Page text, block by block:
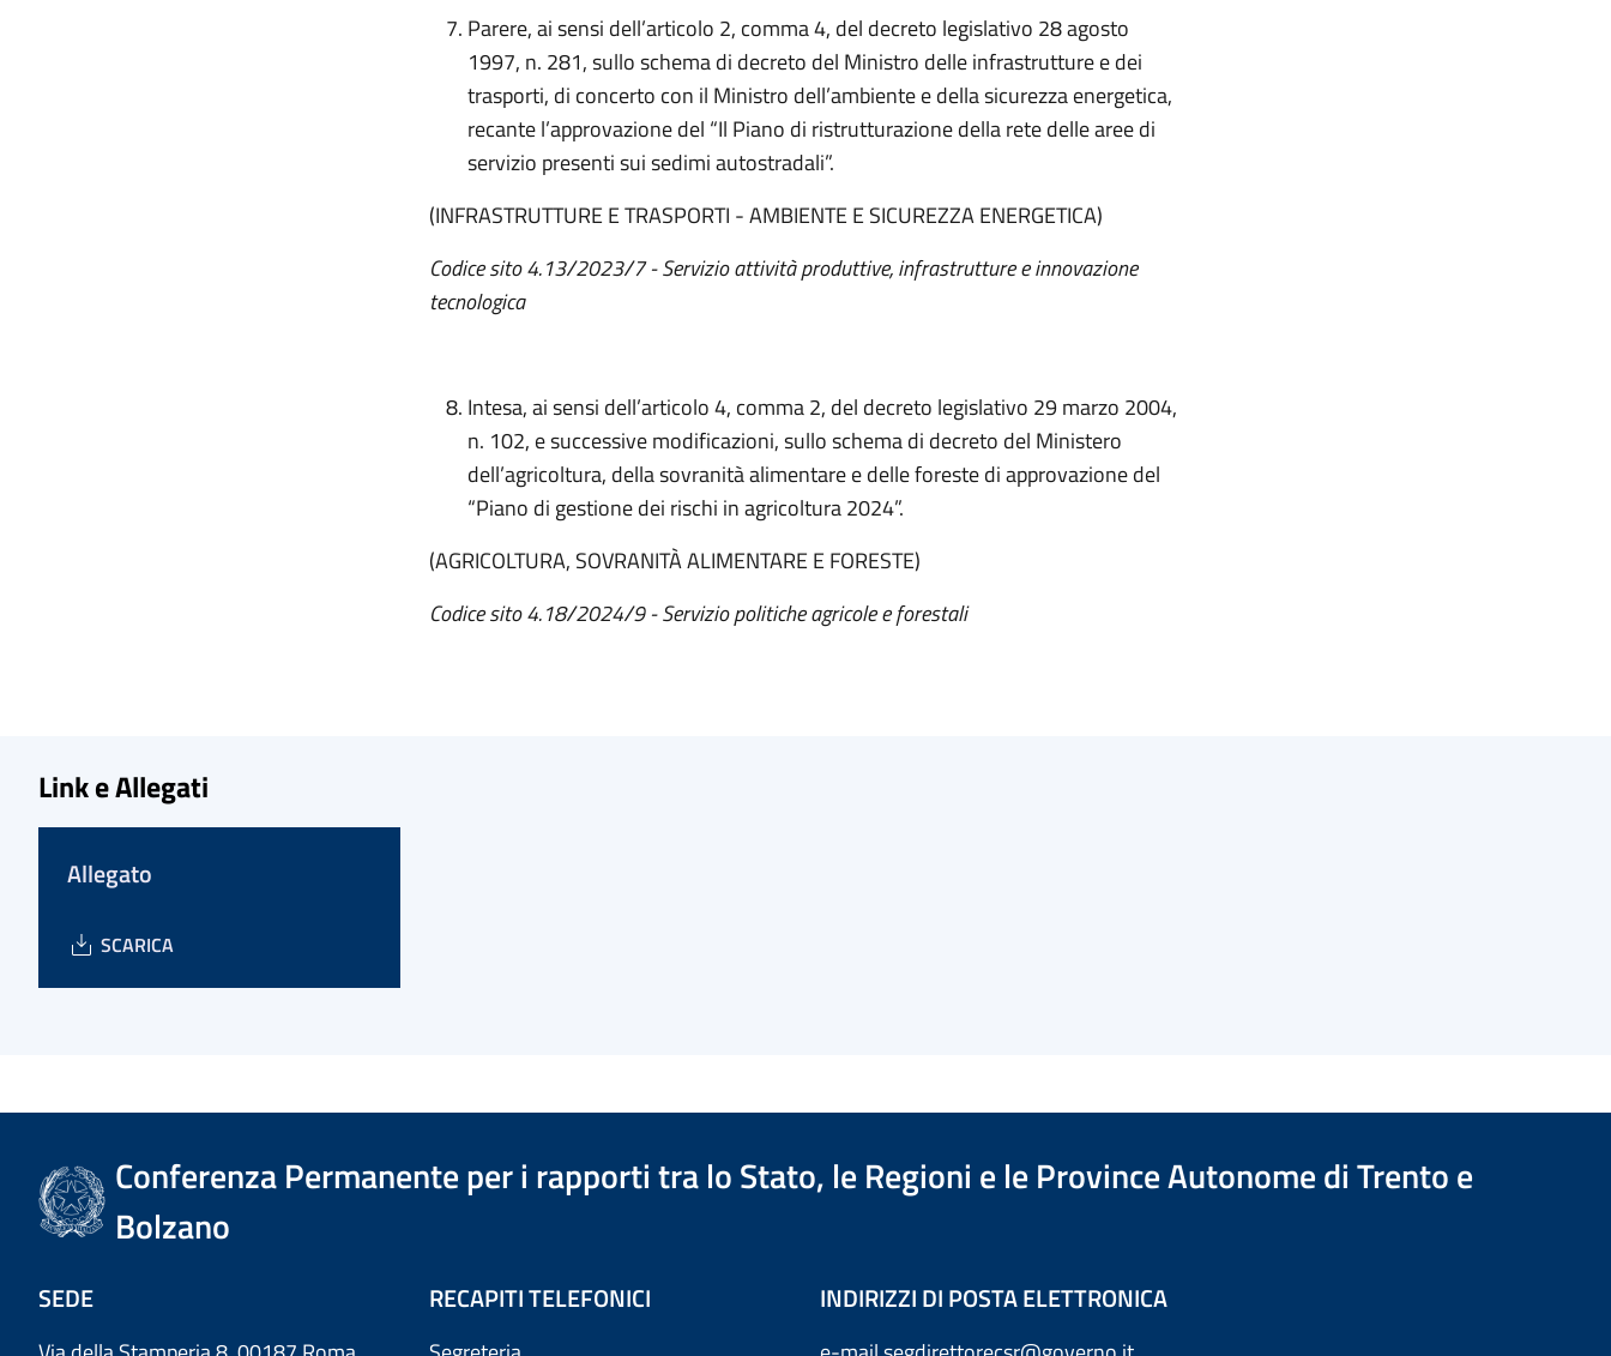
Parere, ai sensi dell’articolo 2, comma 4, del decreto legislativo 28 agosto
1997, n. 281, sullo schema di decreto del Ministro delle infrastrutture e dei
trasporti, di concerto con il Ministro dell’ambiente e della sicurezza energetica,
recante l’approvazione del “Il Piano di ristrutturazione della rete delle aree di
servizio presenti sui sedimi autostradali”.
(INFRASTRUTTURE E TRASPORTI - AMBIENTE E SICUREZZA ENERGETICA)
Codice sito 4.13/2023/7 - Servizio attività produttive, infrastrutture e innovazione
tecnologica
Intesa, ai sensi dell’articolo 4, comma 2, del decreto legislativo 29 marzo 2004,
n. 102, e successive modificazioni, sullo schema di decreto del Ministero
dell’agricoltura, della sovranità alimentare e delle foreste di approvazione del
“Piano di gestione dei rischi in agricoltura 2024”.
(AGRICOLTURA, SOVRANITÀ ALIMENTARE E FORESTE)
Codice sito 4.18/2024/9 - Servizio politiche agricole e forestali
Link e Allegati
Allegato
SCARICA
Conferenza Permanente per i rapporti tra lo Stato, le Regioni e le Province Autonome di Trento e
Bolzano
SEDE RECAPITI TELEFONICI INDIRIZZI DI POSTA ELETTRONICA